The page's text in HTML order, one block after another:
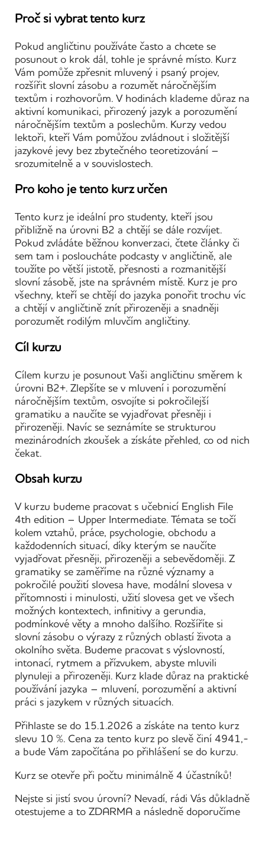
Proč si vybrat tento kurz
Pokud angličtinu používáte často a chcete se
posunout o krok dál, tohle je správné místo. Kurz
Vám pomůže zpřesnit mluvený i psaný projev,
rozšířit slovní zásobu a rozumět náročnějším
textům i rozhovorům. V hodinách klademe důraz na
aktivní komunikaci, přirozený jazyk a porozumění
náročnějším textům a poslechům. Kurzy vedou
lektoři, kteří Vám pomůžou zvládnout i složitější
jazykové jevy bez zbytečného teoretizování –
srozumitelně a v souvislostech.
Pro koho je tento kurz určen
Tento kurz je ideální pro studenty, kteří jsou
přibližně na úrovni B2 a chtějí se dále rozvíjet.
Pokud zvládáte běžnou konverzaci, čtete články či
sem tam i posloucháte podcasty v angličtině, ale
toužíte po větší jistotě, přesnosti a rozmanitější
slovní zásobě, jste na správném místě. Kurz je pro
všechny, kteří se chtějí do jazyka ponořit trochu víc
a chtějí v angličtině znít přirozeněji a snadněji
porozumět rodilým mluvčím angličtiny.
Cíl kurzu
Cílem kurzu je posunout Vaši angličtinu směrem k
úrovni B2+. Zlepšíte se v mluvení i porozumění
náročnějším textům, osvojíte si pokročilejší
gramatiku a naučíte se vyjadřovat přesněji i
přirozeněji. Navíc se seznámíte se strukturou
mezinárodních zkoušek a získáte přehled, co od nich
čekat.
Obsah kurzu
V kurzu budeme pracovat s učebnicí English File
4th edition – Upper Intermediate. Témata se točí
kolem vztahů, práce, psychologie, obchodu a
každodenních situací, díky kterým se naučíte
vyjadřovat přesněji, přirozeněji a sebevědoměji. Z
gramatiky se zaměříme na různé významy a
pokročilé použití slovesa have, modální slovesa v
přítomnosti i minulosti, užití slovesa get ve všech
možných kontextech, infinitivy a gerundia,
podmínkové věty a mnoho dalšího. Rozšíříte si
slovní zásobu o výrazy z různých oblastí života a
okolního světa. Budeme pracovat s výslovností,
intonací, rytmem a přízvukem, abyste mluvili
plynuleji a přirozeněji. Kurz klade důraz na praktické
používání jazyka – mluvení, porozumění a aktivní
práci s jazykem v různých situacích.
Přihlaste se do 15.1.2026 a získáte na tento kurz
slevu 10 %. Cena za tento kurz po slevě činí 4941,-
a bude Vám započítána po přihlášení se do kurzu.
Kurz se otevře při počtu minimálně 4 účastníků!
Nejste si jistí svou úrovní? Nevadí, rádi Vás důkladně
otestujeme a to ZDARMA a následně doporučíme